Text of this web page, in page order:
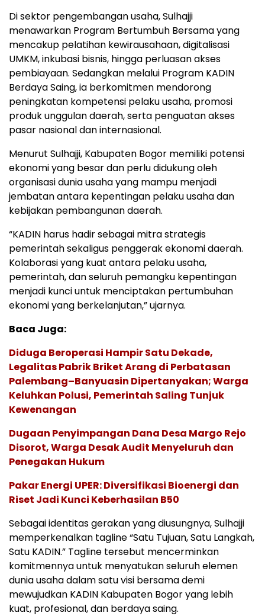
Di sektor pengembangan usaha, Sulhajji
menawarkan Program Bertumbuh Bersama yang
mencakup pelatihan kewirausahaan, digitalisasi
UMKM, inkubasi bisnis, hingga perluasan akses
pembiayaan. Sedangkan melalui Program KADIN
Berdaya Saing, ia berkomitmen mendorong
peningkatan kompetensi pelaku usaha, promosi
produk unggulan daerah, serta penguatan akses
pasar nasional dan internasional.
Menurut Sulhajji, Kabupaten Bogor memiliki potensi
ekonomi yang besar dan perlu didukung oleh
organisasi dunia usaha yang mampu menjadi
jembatan antara kepentingan pelaku usaha dan
kebijakan pembangunan daerah.
“KADIN harus hadir sebagai mitra strategis
pemerintah sekaligus penggerak ekonomi daerah.
Kolaborasi yang kuat antara pelaku usaha,
pemerintah, dan seluruh pemangku kepentingan
menjadi kunci untuk menciptakan pertumbuhan
ekonomi yang berkelanjutan,” ujarnya.
Baca Juga:
Diduga Beroperasi Hampir Satu Dekade,
Legalitas Pabrik Briket Arang di Perbatasan
Palembang–Banyuasin Dipertanyakan; Warga
Keluhkan Polusi, Pemerintah Saling Tunjuk
Kewenangan
Dugaan Penyimpangan Dana Desa Margo Rejo
Disorot, Warga Desak Audit Menyeluruh dan
Penegakan Hukum
Pakar Energi UPER: Diversifikasi Bioenergi dan
Riset Jadi Kunci Keberhasilan B50
Sebagai identitas gerakan yang diusungnya, Sulhajji
memperkenalkan tagline “Satu Tujuan, Satu Langkah,
Satu KADIN.” Tagline tersebut mencerminkan
komitmennya untuk menyatukan seluruh elemen
dunia usaha dalam satu visi bersama demi
mewujudkan KADIN Kabupaten Bogor yang lebih
kuat, profesional, dan berdaya saing.